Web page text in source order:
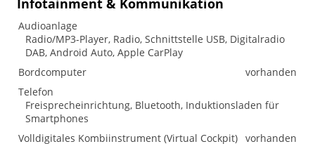
Infotainment & Kommunikation
Audioanlage
Radio/MP3-Player, Radio, Schnittstelle USB, Digitalradio
DAB, Android Auto, Apple CarPlay
Bordcomputer
vorhanden
Telefon
Freisprecheinrichtung, Bluetooth, Induktionsladen für
Smartphones
Volldigitales Kombiinstrument (Virtual Cockpit) vorhanden